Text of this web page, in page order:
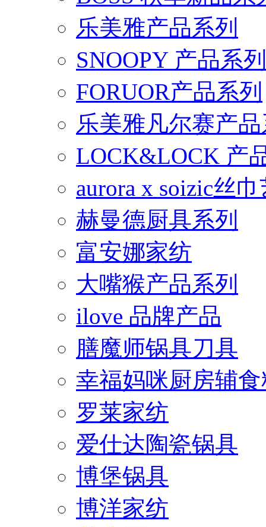
乐美雅产品系列
SNOOPY 产品系列
FORUOR产品系列
乐美雅凡尔赛产
LOCK&LOCK 产
aurora x soizic丝
赫曼德厨具系列
富安娜家纺
大嘴猴产品系列
ilove 品牌产品
膳魔师锅具刀具
幸福妈咪厨房辅
罗莱家纺
爱仕达陶瓷锅具
博堡锅具
博洋家纺